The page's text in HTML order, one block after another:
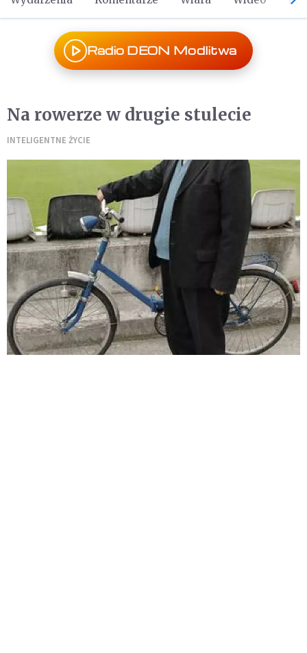
Radio DEON Modlitwa
Na rowerze w drugie stulecie
INTELIGENTNE ŻYCIE